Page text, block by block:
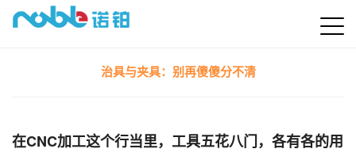
治具与夹具：别再傻傻分不清
在CNC加工这个行当里，工具五花八门，各有各的用